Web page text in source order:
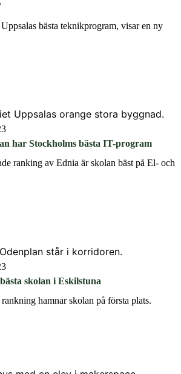
bästa teknikprogram, visar en ny
har Stockholms bästa IT-program
ranking av Ednia är skolan bäst på El- och
skolan i Eskilstuna
hamnar skolan på första plats.